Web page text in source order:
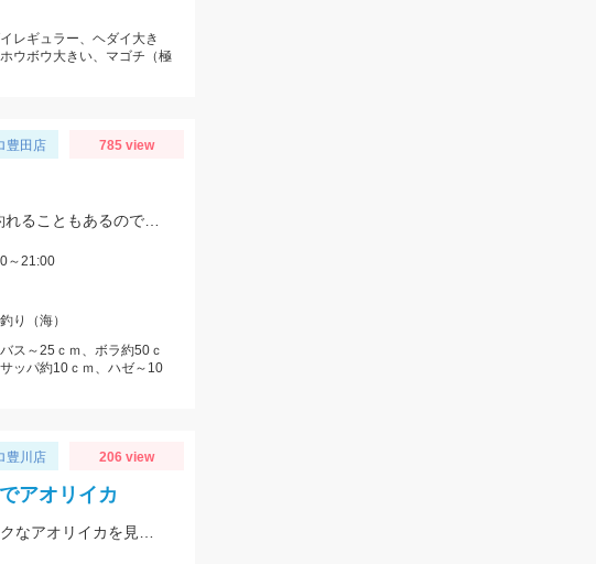
レギュラー、ヘダイ大き
ウボウ大きい、マゴチ（極
豊田店 785 view
～21:00
り（海）
ス～25ｃｍ、ボラ約50ｃ
ッパ約10ｃｍ、ハゼ～10
豊川店 206 view
アオリイカ